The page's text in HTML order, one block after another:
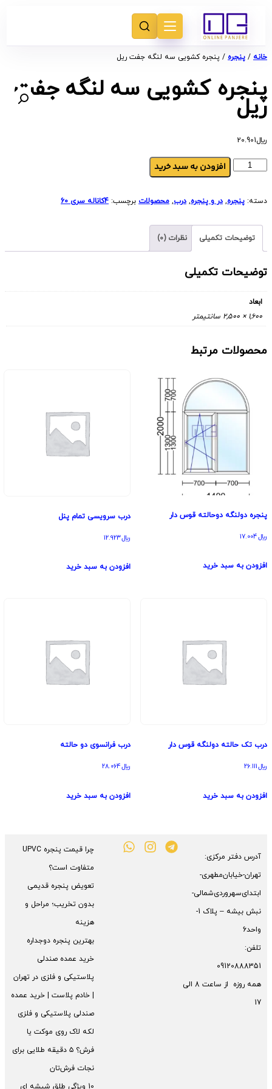
خانه / پنجره / پنجره کشویی سه لنگه جفت ریل
پنجره کشویی سه لنگه جفت
ریل
﷼20.901
افزودن به سبد خرید
دسته: پنجره, در و پنجره, درب, محصولات برچسب: 4کاناله سری 60
توضیحات تکمیلی نظرات (0)
توضیحات تکمیلی
ابعاد
1,600 × 2,500 سانتیمتر
محصولات مرتبط
پنجره دولنگه دوحالته قوس دار
﷼17.004
افزودن به سبد خرید
درب سرویسی تمام پنل
﷼12.923
افزودن به سبد خرید
درب تک حالته دولنگه قوس دار
﷼26.111
افزودن به سبد خرید
درب فرانسوی دو حالته
﷼28.064
افزودن به سبد خرید
آدرس دفتر مرکزی:
تهران-خیابان‌مطهری-
ابتدای‌سهروردی‌شمالی-
نبش بیشه – پلاک 1-
واحد6
تلفن:
09120888351
همه روزه از ساعت 8 الی
17
چرا قیمت پنجره UPVC
متفاوت است؟
تعویض پنجره قدیمی
بدون تخریب؛ مراحل و
هزینه
بهترین پنجره دوجداره
خرید عمده صندلی
پلاستیکی و فلزی در تهران
| خادم پلاست | خرید عمده
صندلی پلاستیکی و فلزی
لکه لاک روی موکت یا
فرش؟ ۵ دقیقه طلایی برای
نجات فرش‌تان
10 ویژگی طلق شیشه ای